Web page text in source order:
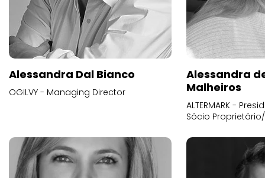
Alessandra Dal Bianco
OGILVY - Managing Director
Alessandra
Malheiros
ALTERMARK -
Sócio